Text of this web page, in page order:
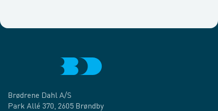
Brødrene Dahl A/S
Park Allé 370, 2605 Brøndby